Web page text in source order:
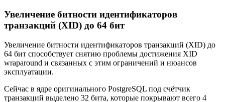
Увеличение битности идентификаторов
транзакций (XID) до 64 бит
Увеличение битности идентификаторов транзакций (XID) до
64 бит способствует снятию проблемы достижения XID
wraparound и связанных с этим ограничений и нюансов
эксплуатации.
Сейчас в ядре оригинального PostgreSQL под счётчик
транзакций выделено 32 бита, которые покрывают всего 4